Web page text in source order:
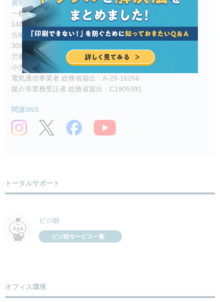
資格
一般建設業 東京都知事許可（電気通信工事業）：(般-4)第
148417号
古物商 東京都公安委員会許可（事務機器商）：第
304361804342号
労働者派遣事業 厚生労働省許可：派13-316331
小売電気事業者 経済産業省登録：A0689
電気通信事業者 総務省届出：A-29-16266
媒介等業務受託者 総務省届出：C1905391
関連SNS
トータルサポート
ビジ助
ビジ助サービス一覧
オフィス環境